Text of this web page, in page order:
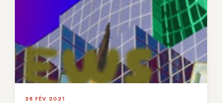
28 FÉV 2021